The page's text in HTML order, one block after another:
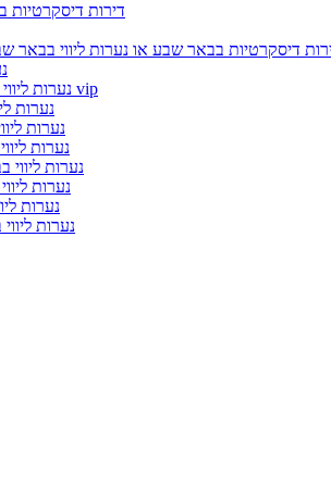
דירות דיסקרטיות
דיסקרטיות בבאר שבע או נערות ליווי בבאר
נערות ליווי (ללא מין) vip
נערות
נערות
נערות
נערות
נערות
נערות
נערות